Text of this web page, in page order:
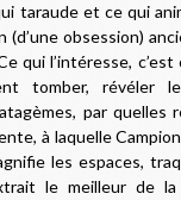
taraude et ce qui
obsession)
qui l’intéresse, c’est
tomber, révéler
par quelles
à laquelle
les espaces,
le meilleur de